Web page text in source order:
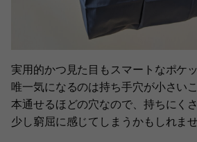
実用的かつ見た目もスマートなポケ
唯一気になるのは持ち手穴が小さい
本通せるほどの穴なので、持ちにく
少し窮屈に感じてしまうかもしれませ